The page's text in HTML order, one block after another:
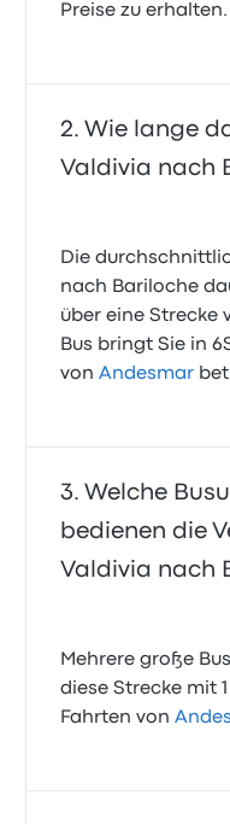
Preise zu erhalten.
Wie lange
Valdivia nach
Die
nach Bariloche
über eine Strecke
Bus bringt Sie in
vonAndesmar
Welche
bedienen die
Valdivia nach
Mehrere große
diese Strecke mit
Fahrten von